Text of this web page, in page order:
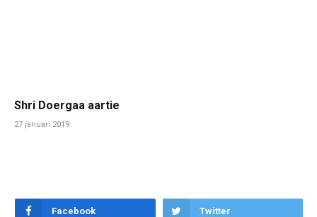
Shri Doergaa aartie
27 januari 2019
Facebook Twitter